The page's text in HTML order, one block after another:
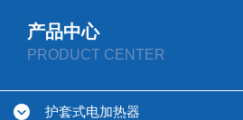
产品中心
PRODUCT CENTER
护套式电加热器